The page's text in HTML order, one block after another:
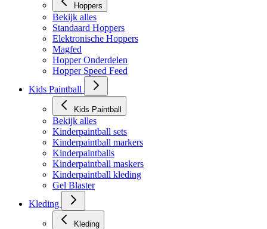
Hoppers
Bekijk alles
Standaard Hoppers
Elektronische Hoppers
Magfed
Hopper Onderdelen
Hopper Speed Feed
Kids Paintball
Kids Paintball
Bekijk alles
Kinderpaintball sets
Kinderpaintball markers
Kinderpaintballs
Kinderpaintball maskers
Kinderpaintball kleding
Gel Blaster
Kleding
Kleding